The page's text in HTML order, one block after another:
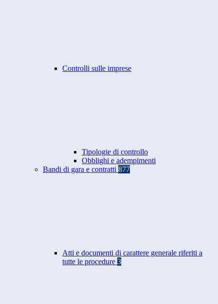
Controlli sulle imprese
Tipologie di controllo
Obblighi e adempimenti
Bandi di gara e contratti 877
Atti e documenti di carattere generale riferiti a
tutte le procedure 3